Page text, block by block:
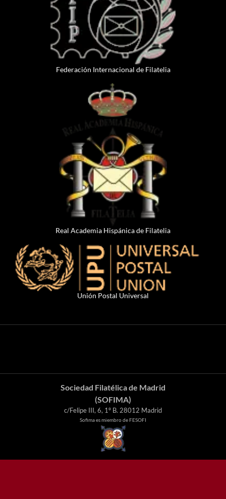
Federación Internacional de Filatelia
Real Academia Hispánica de Filatelia
Unión Postal Universal
Sociedad Filatélica de Madrid
(SOFIMA)
c/Felipe III, 6, 1º B. 28012 Madrid
Sofima es miembro de FESOFI